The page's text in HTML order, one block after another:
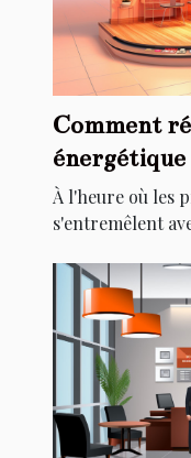
Comment
énergétique
À l'heure où les
s'entremêlent